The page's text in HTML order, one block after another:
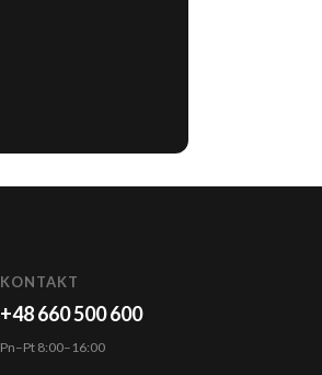
KONTAKT
+48 660 500 600
Pn–Pt 8:00–16:00